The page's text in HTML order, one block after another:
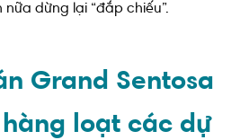
dừng lại “đắp chiếu”.
Grand Sentosa
loạt các dự